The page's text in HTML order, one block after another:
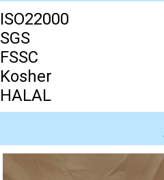
ISO22000
SGS
FSSC
Kosher
HALAL